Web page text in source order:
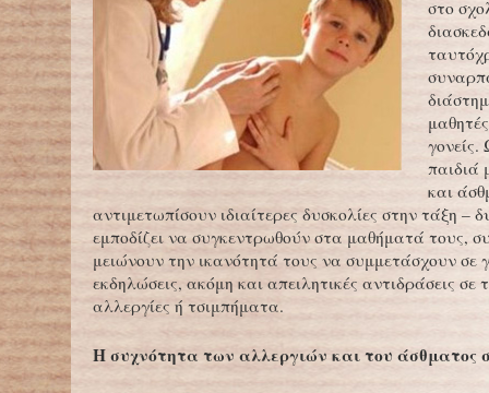
στο
παιδιά
και
αντιμετωπίσουν ιδιαίτερες δυσκολίες στην τάξη –
εμποδίζει να συγκεντρωθούν στα μαθήματά τους,
μειώνουν την ικανότητά τους να συμμετάσχουν σε
εκδηλώσεις, ακόμη και απειλητικές αντιδράσεις σε
αλλεργίες ή τσιμπήματα.
Η συχνότητα των αλλεργιών και του άσθματος